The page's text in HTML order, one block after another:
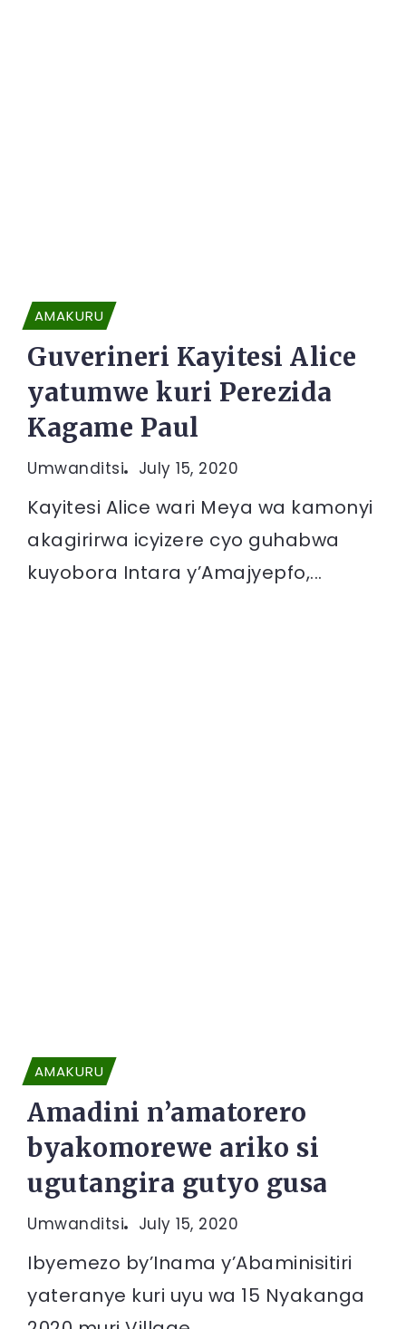
AMAKURU
Guverineri Kayitesi Alice
yatumwe kuri Perezida
Kagame Paul
Umwanditsi July 15, 2020
Kayitesi Alice wari Meya wa kamonyi
akagirirwa icyizere cyo guhabwa
kuyobora Intara y’Amajyepfo,...
AMAKURU
Amadini n’amatorero
byakomorewe ariko si
ugutangira gutyo gusa
Umwanditsi July 15, 2020
Ibyemezo by’Inama y’Abaminisitiri
yateranye kuri uyu wa 15 Nyakanga